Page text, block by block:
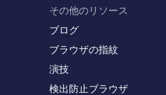
その他のリソース
ブログ
ブラウザの指紋
演技
検出防止ブラウザ